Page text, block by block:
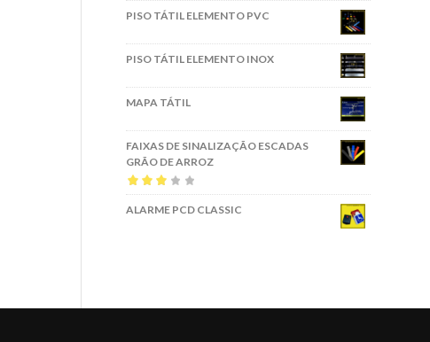
PISO TÁTIL ELEMENTO PVC
PISO TÁTIL ELEMENTO INOX
MAPA TÁTIL
FAIXAS DE SINALIZAÇÃO ESCADAS
GRÃO DE ARROZ
Avaliação
3.00de 5
ALARME PCD CLASSIC